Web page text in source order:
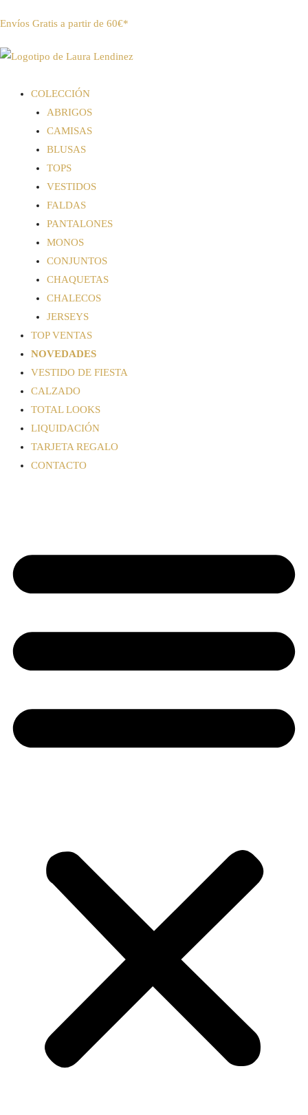
Envíos Gratis a partir de 60€*
COLECCIÓN
ABRIGOS
CAMISAS
BLUSAS
TOPS
VESTIDOS
FALDAS
PANTALONES
MONOS
CONJUNTOS
CHAQUETAS
CHALECOS
JERSEYS
TOP VENTAS
NOVEDADES
VESTIDO DE FIESTA
CALZADO
TOTAL LOOKS
LIQUIDACIÓN
TARJETA REGALO
CONTACTO